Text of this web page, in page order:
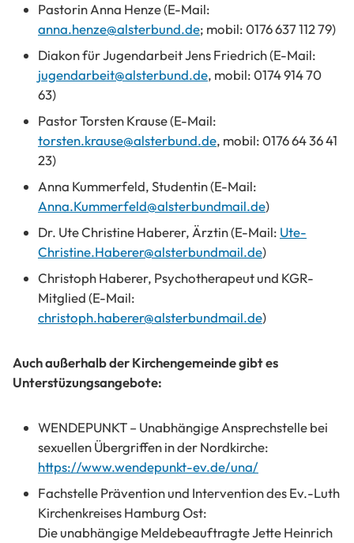
Pastorin Anna Henze (E-Mail:
anna.henze@alsterbund.de; mobil: 0176 637 112 79)
Diakon für Jugendarbeit Jens Friedrich (E-Mail:
jugendarbeit@alsterbund.de, mobil: 0174 914 70
63)
Pastor Torsten Krause (E-Mail:
torsten.krause@alsterbund.de, mobil: 0176 64 36 41
23)
Anna Kummerfeld, Studentin (E-Mail:
Anna.Kummerfeld@alsterbundmail.de)
Dr. Ute Christine Haberer, Ärztin (E-Mail: Ute-
Christine.Haberer@alsterbundmail.de)
Christoph Haberer, Psychotherapeut und KGR-
Mitglied (E-Mail:
christoph.haberer@alsterbundmail.de)
Auch außerhalb der Kirchengemeinde gibt es
Unterstüzungsangebote:
WENDEPUNKT – Unabhängige Ansprechstelle bei
sexuellen Übergriffen in der Nordkirche:
https://www.wendepunkt-ev.de/una/
Fachstelle Prävention und Intervention des Ev.-Luth
Kirchenkreises Hamburg Ost:
Die unabhängige Meldebeauftragte Jette Heinrich